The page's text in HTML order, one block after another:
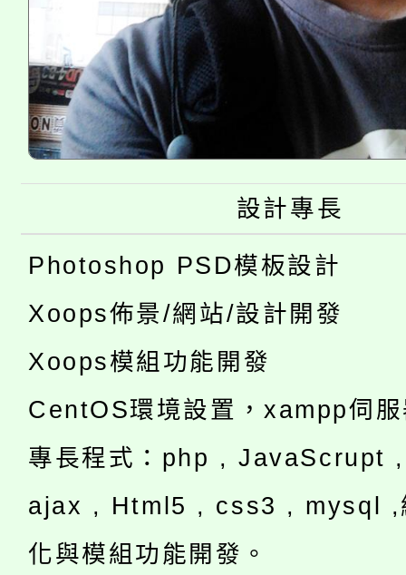
設計專長
Photoshop PSD模板設計
Xoops佈景/網站/設計開發
Xoops模組功能開發
CentOS環境設置，xampp伺
專長程式：php , JavaScrupt
ajax , Html5 , css3 , mysql ,
化與模組功能開發。